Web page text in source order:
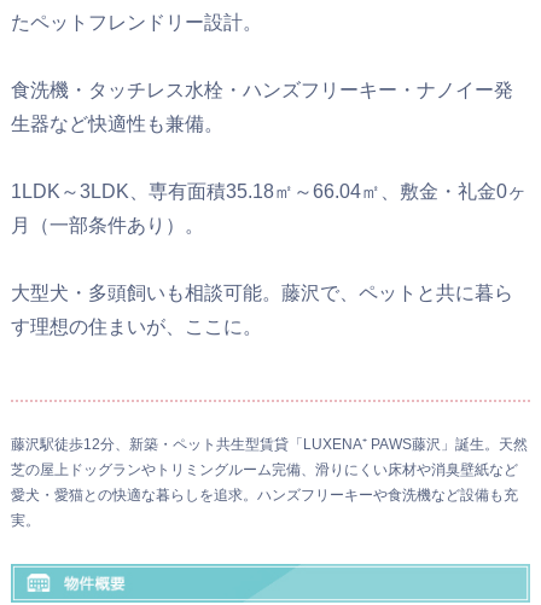
たペットフレンドリー設計。
食洗機・タッチレス水栓・ハンズフリーキー・ナノイー発
生器など快適性も兼備。
1LDK～3LDK、専有面積35.18㎡～66.04㎡、敷金・礼金0ヶ
月（一部条件あり）。
大型犬・多頭飼いも相談可能。藤沢で、ペットと共に暮ら
す理想の住まいが、ここに。
藤沢駅徒歩12分、新築・ペット共生型賃貸「LUXENA⁺ PAWS藤沢」誕生。天然
芝の屋上ドッグランやトリミングルーム完備、滑りにくい床材や消臭壁紙など
愛犬・愛猫との快適な暮らしを追求。ハンズフリーキーや食洗機など設備も充
実。